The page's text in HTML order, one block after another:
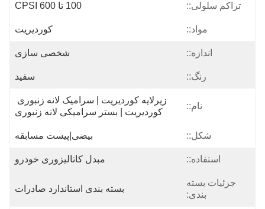
تراکم سلولی:: 100 تا 600 CPSI
مواد:: کوردیریت
اندازه:: شخصی سازی
رنگ:: سفید
نام::
زیرلایه کوردیریت | سرامیک لانه زنبوری
کوردیریت | بستر سرامیکی لانه زنبوری
شکل:: بیضی|پیست مسابقه
استفاده:: مبدل کاتالیزوری خودرو
جزئیات بسته
بندی:
بسته بندی استاندارد صادرات